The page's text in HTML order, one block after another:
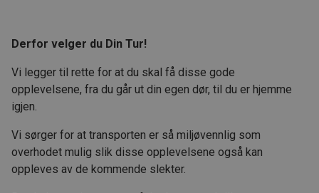
Derfor velger du Din Tur!
Vi legger til rette for at du skal få disse gode
opplevelsene, fra du går ut din egen dør, til du er hjemme
igjen.
Vi sørger for at transporten er så miljøvennlig som
overhodet mulig slik disse opplevelsene også kan
oppleves av de kommende slekter.